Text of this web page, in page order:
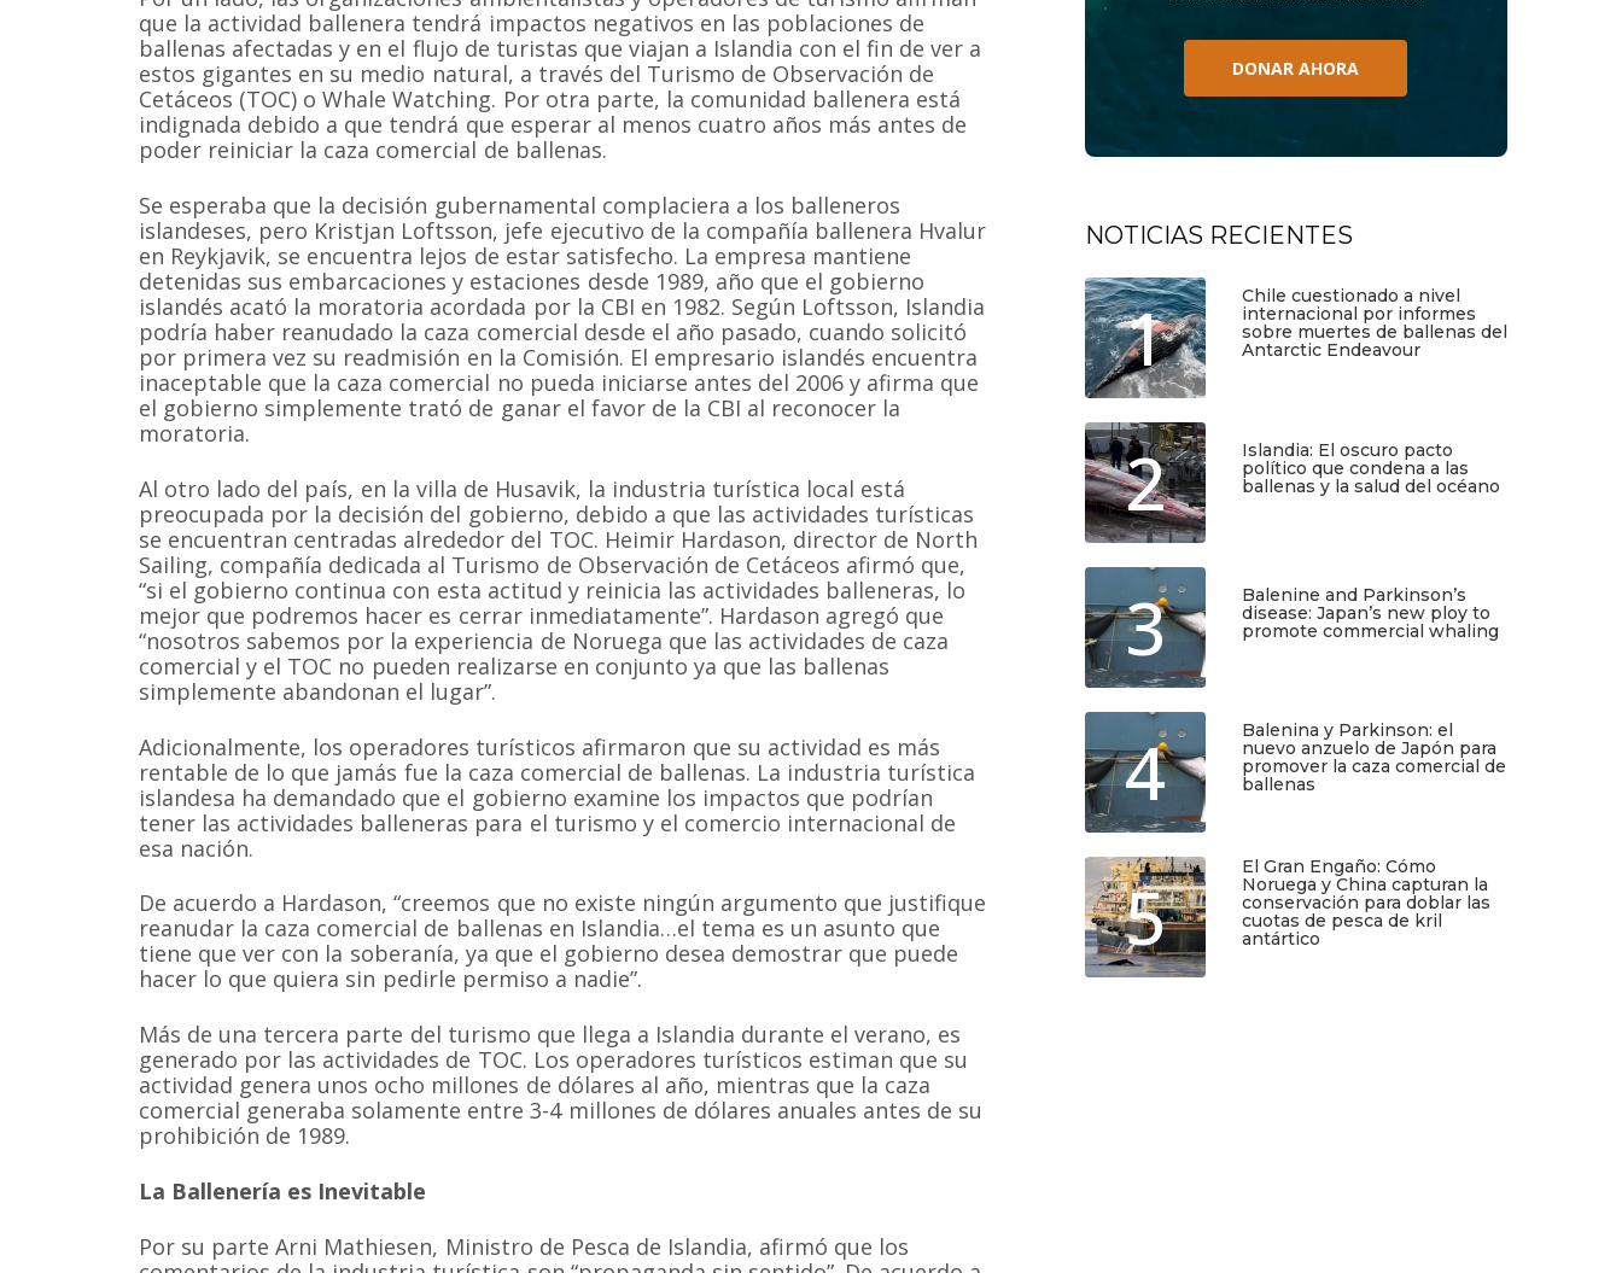
que la actividad ballenera tendrá impactos negativos en las poblaciones de
ballenas afectadas y en el flujo de turistas que viajan a Islandia con el fin de ver a
estos gigantes en su medio natural, a través del Turismo de Observación de
Cetáceos (TOC) o Whale Watching. Por otra parte, la comunidad ballenera está
indignada debido a que tendrá que esperar al menos cuatro años más antes de
poder reiniciar la caza comercial de ballenas.
Se esperaba que la decisión gubernamental complaciera a los balleneros
islandeses, pero Kristjan Loftsson, jefe ejecutivo de la compañía ballenera Hvalur
en Reykjavik, se encuentra lejos de estar satisfecho. La empresa mantiene
detenidas sus embarcaciones y estaciones desde 1989, año que el gobierno
islandés acató la moratoria acordada por la CBI en 1982. Según Loftsson, Islandia
podría haber reanudado la caza comercial desde el año pasado, cuando solicitó
por primera vez su readmisión en la Comisión. El empresario islandés encuentra
inaceptable que la caza comercial no pueda iniciarse antes del 2006 y afirma que
el gobierno simplemente trató de ganar el favor de la CBI al reconocer la
moratoria.
Al otro lado del país, en la villa de Husavik, la industria turística local está
preocupada por la decisión del gobierno, debido a que las actividades turísticas
se encuentran centradas alrededor del TOC. Heimir Hardason, director de North
Sailing, compañía dedicada al Turismo de Observación de Cetáceos afirmó que,
“si el gobierno continua con esta actitud y reinicia las actividades balleneras, lo
mejor que podremos hacer es cerrar inmediatamente”. Hardason agregó que
“nosotros sabemos por la experiencia de Noruega que las actividades de caza
comercial y el TOC no pueden realizarse en conjunto ya que las ballenas
simplemente abandonan el lugar”.
Adicionalmente, los operadores turísticos afirmaron que su actividad es más
rentable de lo que jamás fue la caza comercial de ballenas. La industria turística
islandesa ha demandado que el gobierno examine los impactos que podrían
tener las actividades balleneras para el turismo y el comercio internacional de
esa nación.
De acuerdo a Hardason, “creemos que no existe ningún argumento que justifique
reanudar la caza comercial de ballenas en Islandia…el tema es un asunto que
tiene que ver con la soberanía, ya que el gobierno desea demostrar que puede
hacer lo que quiera sin pedirle permiso a nadie”.
Más de una tercera parte del turismo que llega a Islandia durante el verano, es
generado por las actividades de TOC. Los operadores turísticos estiman que su
actividad genera unos ocho millones de dólares al año, mientras que la caza
comercial generaba solamente entre 3-4 millones de dólares anuales antes de su
prohibición de 1989.
La Ballenería es Inevitable
Por su parte Arni Mathiesen, Ministro de Pesca de Islandia, afirmó que los
DONAR AHORA
NOTICIAS RECIENTES
1
Chile cuestionado a nivel
internacional por informes
sobre muertes de ballenas del
Antarctic Endeavour
2
Islandia: El oscuro pacto
político que condena a las
ballenas y la salud del océano
3
Balenine and Parkinson’s
disease: Japan’s new ploy to
promote commercial whaling
4
Balenina y Parkinson: el
nuevo anzuelo de Japón para
promover la caza comercial de
ballenas
5
El Gran Engaño: Cómo
Noruega y China capturan la
conservación para doblar las
cuotas de pesca de kril
antártico
Somos una organización no gubernamental chilena y sin fines de
lucro que trabaja activamente en la conservación de las especies de
cetáceos y sus ecosistemas acuáticos en Chile y el Hemisferio Sur.
MAPA DEL SITIO
Inicio
Proyectos
Quiénes somos